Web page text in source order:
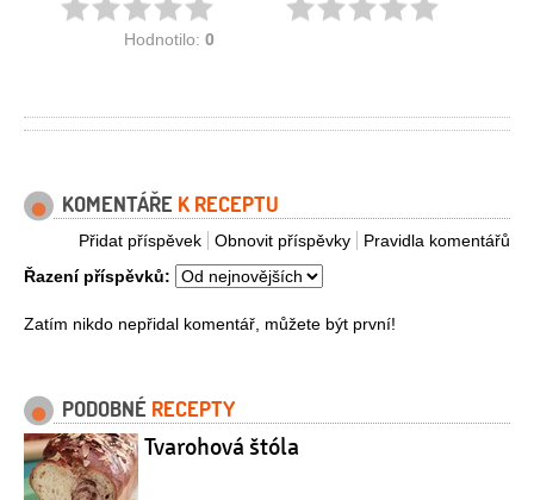
Hodnotilo: 0
KOMENTÁŘE K RECEPTU
Pravidla komentářů
Obnovit příspěvky
Přidat příspěvek
Řazení příspěvků:
Zatím nikdo nepřidal komentář, můžete být první!
PODOBNÉ RECEPTY
Tvarohová štóla